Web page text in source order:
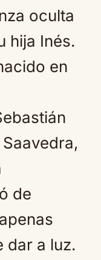
oculta
hija Inés.
en
de
dar a luz.